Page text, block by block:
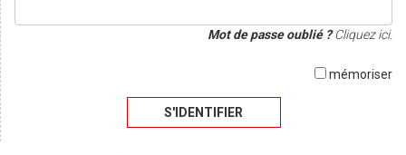
Mot de passe oublié ?Cliquez ici.
mémoriser
S'IDENTIFIER